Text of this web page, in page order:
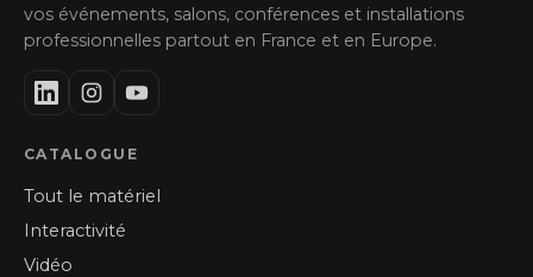
vos événements, salons, conférences et installations
professionnelles partout en France et en Europe.
CATALOGUE
Tout le matériel
Interactivité
Vidéo